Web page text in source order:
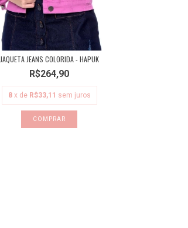
JAQUETA JEANS COLORIDA - HAPUK
R$264,90
8 x de R$33,11 sem juros
COMPRAR